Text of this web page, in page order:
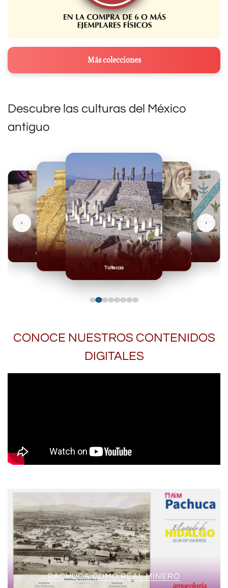
Más colecciones
Descubre las culturas del México
antiguo
Toltecas
Mexicas
Olmecas
‹ ›
CONOCE NUESTROS CONTENIDOS
DIGITALES
PACHUCA COMO REAL MINERO